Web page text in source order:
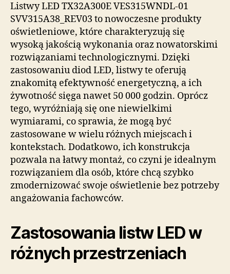
Listwy LED TX32A300E VES315WNDL-01
SVV315A38_REV03 to nowoczesne produkty
oświetleniowe, które charakteryzują się
wysoką jakością wykonania oraz nowatorskimi
rozwiązaniami technologicznymi. Dzięki
zastosowaniu diod LED, listwy te oferują
znakomitą efektywność energetyczną, a ich
żywotność sięga nawet 50 000 godzin. Oprócz
tego, wyróżniają się one niewielkimi
wymiarami, co sprawia, że mogą być
zastosowane w wielu różnych miejscach i
kontekstach. Dodatkowo, ich konstrukcja
pozwala na łatwy montaż, co czyni je idealnym
rozwiązaniem dla osób, które chcą szybko
zmodernizować swoje oświetlenie bez potrzeby
angażowania fachowców.
Zastosowania listw LED w
różnych przestrzeniach